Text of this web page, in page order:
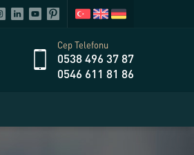
Cep Telefonu
0538 496 37 87
0546 611 81 86